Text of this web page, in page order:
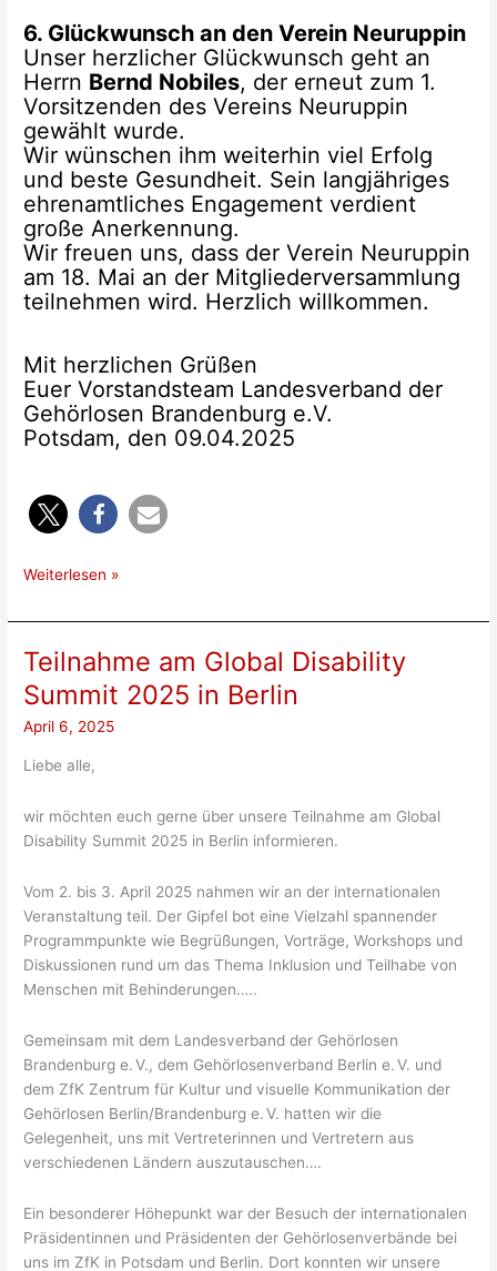
6. Glückwunsch an den Verein Neuruppin
Unser herzlicher Glückwunsch geht an
Herrn Bernd Nobiles, der erneut zum 1.
Vorsitzenden des Vereins Neuruppin
gewählt wurde.
Wir wünschen ihm weiterhin viel Erfolg
und beste Gesundheit. Sein langjähriges
ehrenamtliches Engagement verdient
große Anerkennung.
Wir freuen uns, dass der Verein Neuruppin
am 18. Mai an der Mitgliederversammlung
teilnehmen wird. Herzlich willkommen.
Mit herzlichen Grüßen
Euer Vorstandsteam Landesverband der
Gehörlosen Brandenburg e.V.
Potsdam, den 09.04.2025
Interview
Helbing
Weiterlesen »
Teilnahme am Global Disability
Summit 2025 in Berlin
April 6, 2025
Liebe alle,
wir möchten euch gerne über unsere Teilnahme am Global
Disability Summit 2025 in Berlin informieren.
Vom 2. bis 3. April 2025 nahmen wir an der internationalen
Veranstaltung teil. Der Gipfel bot eine Vielzahl spannender
Programmpunkte wie Begrüßungen, Vorträge, Workshops und
Diskussionen rund um das Thema Inklusion und Teilhabe von
Menschen mit Behinderungen…..
Gemeinsam mit dem Landesverband der Gehörlosen
Brandenburg e. V., dem Gehörlosenverband Berlin e. V. und
dem ZfK Zentrum für Kultur und visuelle Kommunikation der
Gehörlosen Berlin/Brandenburg e. V. hatten wir die
Gelegenheit, uns mit Vertreterinnen und Vertretern aus
verschiedenen Ländern auszutauschen….
Ein besonderer Höhepunkt war der Besuch der internationalen
Präsidentinnen und Präsidenten der Gehörlosenverbände bei
uns im ZfK in Potsdam und Berlin. Dort konnten wir unsere